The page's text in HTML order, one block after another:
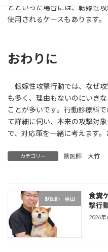
どといった場合には、転嫁性
使用されるケースもあります。
おわりに
転嫁性攻撃行動では、なぜ
も多く、理由もないのにいき
ことが多いです。行動診療科
て詳細に伺い、本来の攻撃対
で、対応策を一緒に考えます
カテゴリー 獣医師 大竹
獣医師 奥田
食糞
撃行
2026年